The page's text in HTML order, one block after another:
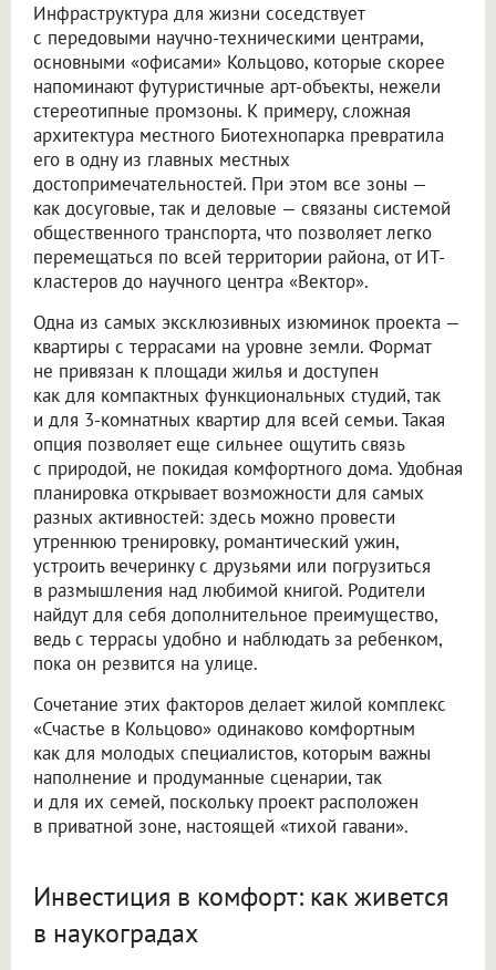
Инфраструктура для жизни соседствует
с передовыми научно-техническими центрами,
основными «офисами» Кольцово, которые скорее
напоминают футуристичные арт-объекты, нежели
стереотипные промзоны. К примеру, сложная
архитектура местного Биотехнопарка превратила
его в одну из главных местных
достопримечательностей. При этом все зоны —
как досуговые, так и деловые — связаны системой
общественного транспорта, что позволяет легко
перемещаться по всей территории района, от ИТ-
кластеров до научного центра «Вектор».
Одна из самых эксклюзивных изюминок проекта —
квартиры с террасами на уровне земли. Формат
не привязан к площади жилья и доступен
как для компактных функциональных студий, так
и для 3-комнатных квартир для всей семьи. Такая
опция позволяет еще сильнее ощутить связь
с природой, не покидая комфортного дома. Удобная
планировка открывает возможности для самых
разных активностей: здесь можно провести
утреннюю тренировку, романтический ужин,
устроить вечеринку с друзьями или погрузиться
в размышления над любимой книгой. Родители
найдут для себя дополнительное преимущество,
ведь с террасы удобно и наблюдать за ребенком,
пока он резвится на улице.
Сочетание этих факторов делает жилой комплекс
«Счастье в Кольцово» одинаково комфортным
как для молодых специалистов, которым важны
наполнение и продуманные сценарии, так
и для их семей, поскольку проект расположен
в приватной зоне, настоящей «тихой гавани».
Инвестиция в комфорт: как живется
в наукоградах